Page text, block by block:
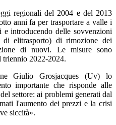
regionali del 2004 e del 2013
anni fa per trasportare a valle i
introducendo delle sovvenzioni
elitrasporto) di rimozione dei
di nuovi. Le misure sono
triennio 2022-2024.
Giulio Grosjacques (Uv) lo
importante che risponde alle
settore: ai problemi generati dal
l'aumento dei prezzi e la crisi
siccità».